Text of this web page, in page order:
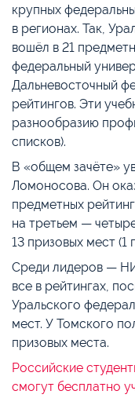
крупных
в регионах. Так,
вошёл в 21
федеральный
Дальневосточный
рейтингов. Эти
разнообразию
списков).
В «общем зачёте»
Ломоносова. Он
предметных
на третьем —
13 призовых мест (1
Среди лидеров —
все в рейтингах,
Уральского
мест. У Томского
призовых места.
Российские
смогут бесплатно